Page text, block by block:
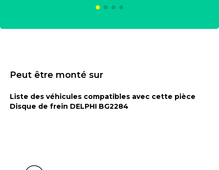
Peut être monté sur
Liste des véhicules compatibles avec cette pièce
Disque de frein DELPHI BG2284